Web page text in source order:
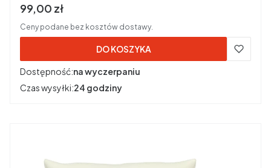
Cena brutto
99,00 zł
Ceny podane bez kosztów dostawy.
DO KOSZYKA
Dostępność:na wyczerpaniu
Czas wysyłki:24 godziny